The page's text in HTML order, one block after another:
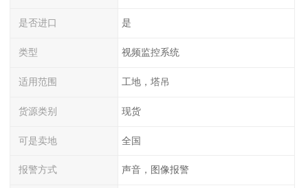
是否进口 是
类型 视频监控系统
适用范围 工地，塔吊
货源类别 现货
可是卖地 全国
报警方式 声音，图像报警